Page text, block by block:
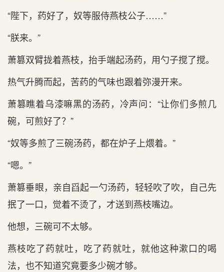
“陛下，药好了，奴等服侍燕枝公子……”
“朕来。”
萧篡双臂拢着燕枝，抬手端起汤药，用勺子搅了搅。
热气升腾而起，苦药的气味也跟着弥漫开来。
萧篡瞧着乌漆嘛黑的汤药，冷声问：“让你们多煎几
碗，可煎好了？”
“奴等多煎了三碗汤药，都在炉子上煨着。”
“嗯。”
萧篡垂眼，亲自舀起一勺汤药，轻轻吹了吹，自己先
抿了一口，觉着不烫了，才送到燕枝嘴边。
他想，三碗可不太够。
燕枝吃了药就吐，吃了药就吐，就他这种漱口的喝
法，也不知道究竟要多少碗才够。